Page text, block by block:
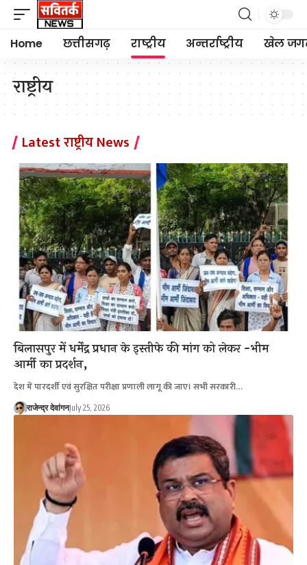
Home छत्तीसगढ़ राष्ट्रीय अन्तर्राष्ट्रीय खेल
राष्ट्रीय
Latest राष्ट्रीय News
बिलासपुर में धर्मेंद्र प्रधान के इस्तीफे की मांग को लेकर -भीम
आर्मी का प्रदर्शन,
देश में पारदर्शी एवं सुरक्षित परीक्षा प्रणाली लागू की जाए। सभी सरकारी…
राजेन्द्र देवांगनJuly 25, 2026